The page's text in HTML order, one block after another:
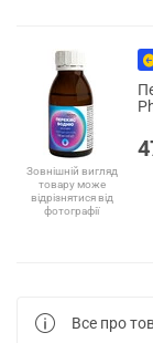
Зовнішній вигляд
товару може
відрізнятися від
фотографії
Все про